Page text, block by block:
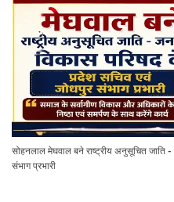
सोहनलाल मेघवाल बने राष्ट्रीय अनुसूचित जाति
संभाग प्रभारी